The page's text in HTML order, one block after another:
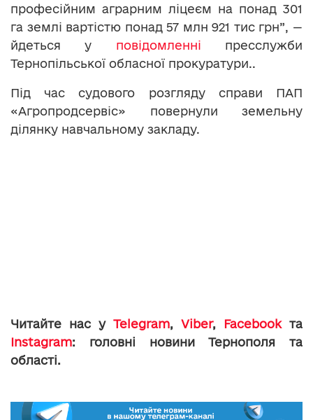
професійним аграрним ліцеєм на понад 301
га землі вартістю понад 57 млн 921 тис грн”, —
йдеться у повідомленні пресслужби
Тернопільської обласної прокуратури..
Під час судового розгляду справи ПАП
«Агропродсервіс» повернули земельну
ділянку навчальному закладу.
Читайте нас у Telegram, Viber, Facebookта
Instagram: головні новини Тернополя та
області.